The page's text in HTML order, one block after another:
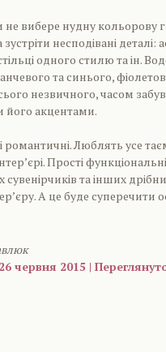
не вибере нудну кольорову
несподівані
одного стилю та ін.
та синього,
незвичного, часом
його акцентами.
романтичні. Люблять усе
Прості
сувенірчиків та інших
А це буде
червня 2015 |